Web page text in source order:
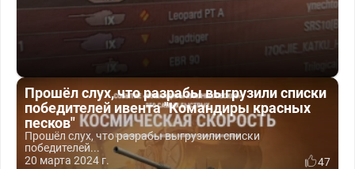
Прошёл слух, что разрабы выгрузили списки
победителей ивента "Командиры красных
песков"
Прошёл слух, что разрабы выгрузили списки
победителей...
20 марта 2024 г.
47